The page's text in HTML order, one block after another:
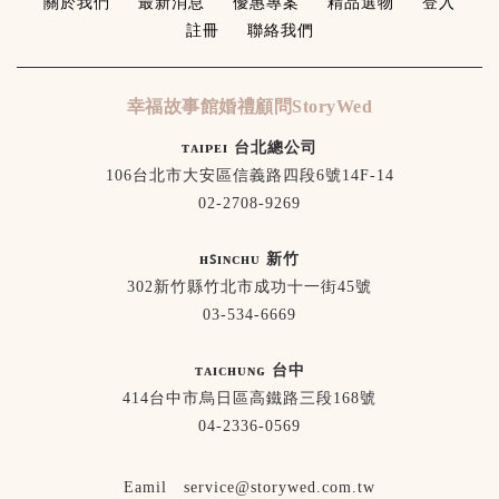
註冊
聯絡我們
幸福故事館婚禮顧問StoryWed
ᴛᴀɪᴘᴇɪ 台北總公司
106台北市大安區信義路四段6號14F-14
02-2708-9269
ʜꜱɪɴᴄʜᴜ 新竹
302新竹縣竹北市成功十一街45號
03-534-6669
ᴛᴀɪᴄʜᴜɴɢ 台中
414台中市烏日區高鐵路三段168號
04-2336-0569
Eamil service@storywed.com.tw